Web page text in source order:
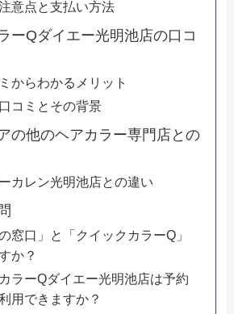
意点と支払い方法
ーQダイエー光明池店の口コ
からわかるメリット
コミとその背景
の他のヘアカラー専門店との
カレン光明池店との違い
窓口」と「クイックカラーQ」
か？
ラーQダイエー光明池店は予約
用できますか？